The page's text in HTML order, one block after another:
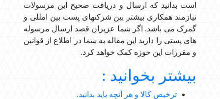
است بدانید که ارسال و دریافت صحیح این مرسولات
نیازمند همکاری بیشتر بین شرکتهای پست بین امللی و
گمرک می باشد. اگر شما عزیزان قصد ارسال مرسوله
های پستی را دارید این مقاله به شما در اطلاع از قوانین
و مقررات این حوزه کمک خواهد کرد.
بیشتر بخوانید :
ترخیص کالا و هر آنچه باید بدانید.